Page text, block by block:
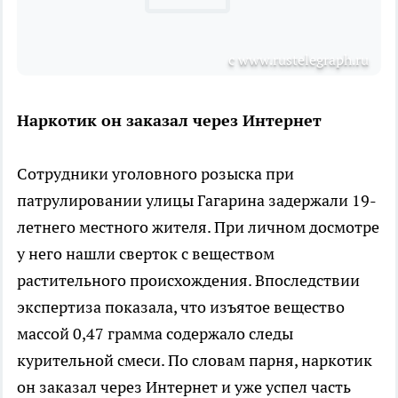
с www.rustelegraph.ru
Наркотик он заказал через Интернет
Сотрудники уголовного розыска при
патрулировании улицы Гагарина задержали 19-
летнего местного жителя. При личном досмотре
у него нашли сверток с веществом
растительного происхождения. Впоследствии
экспертиза показала, что изъятое вещество
массой 0,47 грамма содержало следы
курительной смеси. По словам парня, наркотик
он заказал через Интернет и уже успел часть